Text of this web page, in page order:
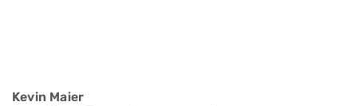
Kevin Maier